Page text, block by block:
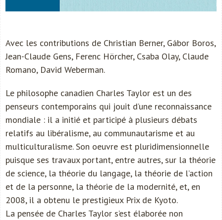
Avec les contributions de Christian Berner, Gábor Boros,
Jean-Claude Gens, Ferenc Hörcher, Csaba Olay, Claude
Romano, David Weberman.
Le philosophe canadien Charles Taylor est un des
penseurs contemporains qui jouit d’une reconnaissance
mondiale : il a initié et participé à plusieurs débats
relatifs au libéralisme, au communautarisme et au
multiculturalisme. Son oeuvre est pluridimensionnelle
puisque ses travaux portant, entre autres, sur la théorie
de science, la théorie du langage, la théorie de l’action
et de la personne, la théorie de la modernité, et, en
2008, il a obtenu le prestigieux Prix de Kyoto.
La pensée de Charles Taylor s’est élaborée non